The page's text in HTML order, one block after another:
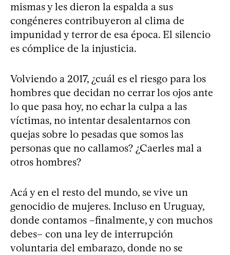
mismas y les dieron la espalda a sus
congéneres contribuyeron al clima de
impunidad y terror de esa época. El silencio
es cómplice de la injusticia.
Volviendo a 2017, ¿cuál es el riesgo para los
hombres que decidan no cerrar los ojos ante
lo que pasa hoy, no echar la culpa a las
víctimas, no intentar desalentarnos con
quejas sobre lo pesadas que somos las
personas que no callamos? ¿Caerles mal a
otros hombres?
Acá y en el resto del mundo, se vive un
genocidio de mujeres. Incluso en Uruguay,
donde contamos –finalmente, y con muchos
debes– con una ley de interrupción
voluntaria del embarazo, donde no se